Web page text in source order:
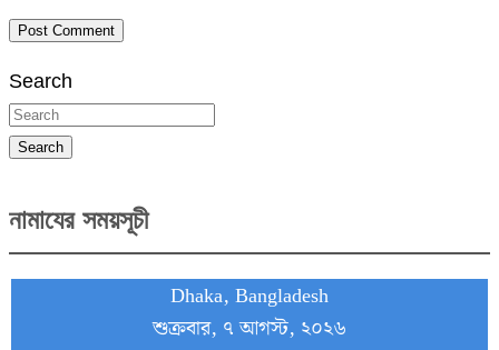
Search
Search
নামাযের সময়সূচী
Dhaka, Bangladesh
শুক্রবার, ৭ আগস্ট, ২০২৬